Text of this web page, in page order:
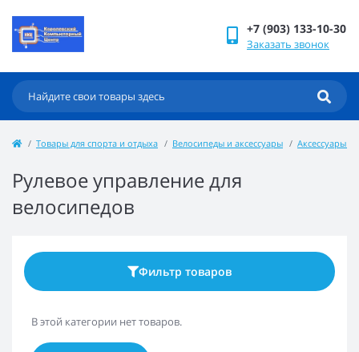
+7 (903) 133-10-30
Заказать звонок
Товары для спорта и отдыха Велосипеды и аксессуары Аксессуары и
Рулевое управление для
велосипедов
Фильтр товаров
В этой категории нет товаров.